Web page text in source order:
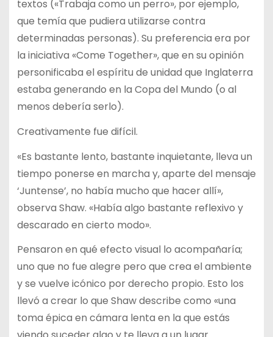
textos («Trabaja como un perro», por ejemplo,
que temía que pudiera utilizarse contra
determinadas personas). Su preferencia era por
la iniciativa «Come Together», que en su opinión
personificaba el espíritu de unidad que Inglaterra
estaba generando en la Copa del Mundo (o al
menos debería serlo).
Creativamente fue difícil.
«Es bastante lento, bastante inquietante, lleva un
tiempo ponerse en marcha y, aparte del mensaje
‘Juntense’, no había mucho que hacer allí»,
observa Shaw. «Había algo bastante reflexivo y
descarado en cierto modo».
Pensaron en qué efecto visual lo acompañaría;
uno que no fue alegre pero que crea el ambiente
y se vuelve icónico por derecho propio. Esto los
llevó a crear lo que Shaw describe como «una
toma épica en cámara lenta en la que estás